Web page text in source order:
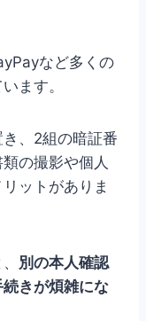
など多くの
ます。
、2組の暗証番
の撮影や個人
ットがありま
別の本人確認
きが煩雑にな